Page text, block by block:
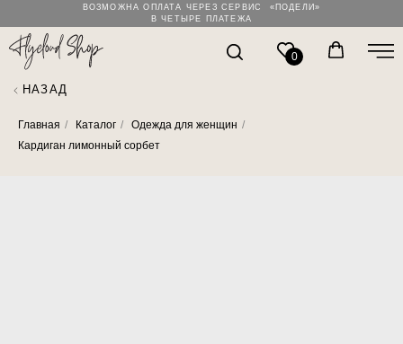
ВОЗМОЖНА ОПЛАТА ЧЕРЕЗ СЕРВИС «ПОДЕЛИ»
В ЧЕТЫРЕ ПЛАТЕЖА
0
НАЗАД
Главная / Каталог / Одежда для женщин /
Кардиган лимонный сорбет